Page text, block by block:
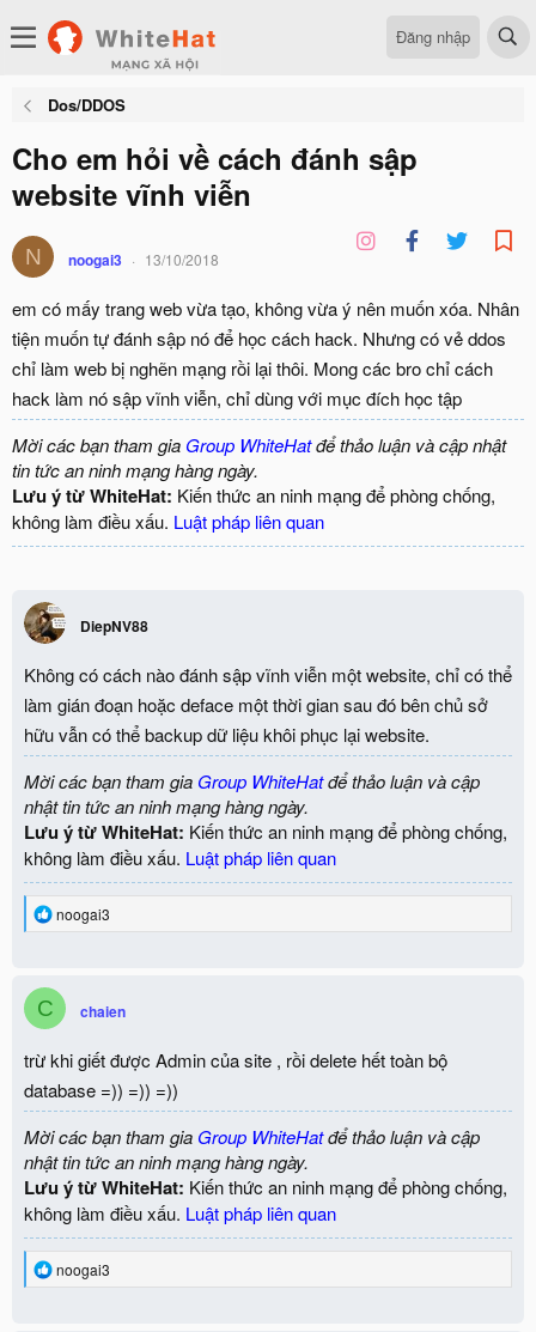
Đăng nhập
Dos/DDOS
Cho em hỏi về cách đánh sập
website vĩnh viễn
N noogai3 13/10/2018
em có mấy trang web vừa tạo, không vừa ý nên muốn xóa. Nhân
tiện muốn tự đánh sập nó để học cách hack. Nhưng có vẻ ddos
chỉ làm web bị nghẽn mạng rồi lại thôi. Mong các bro chỉ cách
hack làm nó sập vĩnh viễn, chỉ dùng với mục đích học tập
Mời các bạn tham gia Group WhiteHatđể thảo luận và cập nhật
tin tức an ninh mạng hàng ngày.
Lưu ý từ WhiteHat: Kiến thức an ninh mạng để phòng chống,
không làm điều xấu. Luật pháp liên quan
DiepNV88
Không có cách nào đánh sập vĩnh viễn một website, chỉ có thể
làm gián đoạn hoặc deface một thời gian sau đó bên chủ sở
hữu vẫn có thể backup dữ liệu khôi phục lại website.
Mời các bạn tham gia Group WhiteHatđể thảo luận và cập
nhật tin tức an ninh mạng hàng ngày.
Lưu ý từ WhiteHat: Kiến thức an ninh mạng để phòng chống,
không làm điều xấu. Luật pháp liên quan
R
t
o
s
:
noogai3
C chaien
trừ khi giết được Admin của site , rồi delete hết toàn bộ
database =)) =)) =))
Mời các bạn tham gia Group WhiteHatđể thảo luận và cập
nhật tin tức an ninh mạng hàng ngày.
Lưu ý từ WhiteHat: Kiến thức an ninh mạng để phòng chống,
không làm điều xấu. Luật pháp liên quan
R
noogai3